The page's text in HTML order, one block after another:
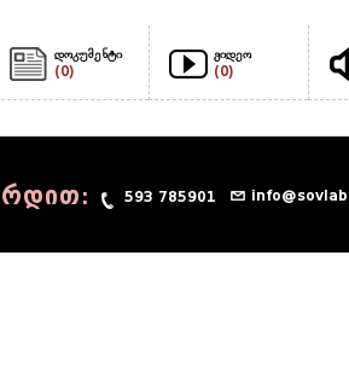
დოკუმენტი
(0)
ვიდეო
(0)
593 785901